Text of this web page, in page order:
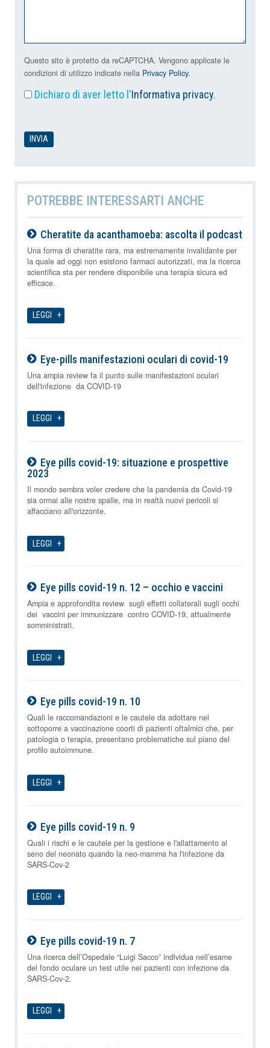
Questo sito è protetto da reCAPTCHA. Vengono applicate le
condizioni di utilizzo indicate nella Privacy Policy.
Dichiaro di aver letto l'Informativa privacy.
POTREBBE INTERESSARTI ANCHE
Cheratite da acanthamoeba: ascolta il podcast
08-08-2026
Una forma di cheratite rara, ma estremamente invalidante per
la quale ad oggi non esistono farmaci autorizzati, ma la ricerca
scientifica sta per rendere disponibile una terapia sicura ed
efficace.
LEGGI
Eye-pills manifestazioni oculari di covid-19
08-08-2026
Una ampia review fa il punto sulle manifestazioni oculari
dell'infezione da COVID-19
LEGGI
Eye pills covid-19: situazione e prospettive
2023
08-08-2026
Il mondo sembra voler credere che la pandemia da Covid-19
sia ormai alle nostre spalle, ma in realtà nuovi pericoli si
affacciano all'orizzonte.
LEGGI
Eye pills covid-19 n. 12 – occhio e vaccini
08-08-2026
Ampia e approfondita review sugli effetti collaterali sugli occhi
dei vaccini per immunizzare contro COVID-19, attualmente
somministrati.
LEGGI
Eye pills covid-19 n. 10
08-08-2026
Quali le raccomandazioni e le cautele da adottare nel
sottoporre a vaccinazione coorti di pazienti oftalmici che, per
patologia o terapia, presentano problematiche sul piano del
profilo autoimmune.
LEGGI
Eye pills covid-19 n. 9
08-08-2026
Quali i rischi e le cautele per la gestione e l'allattamento al
seno del neonato quando la neo-mamma ha l'infezione da
SARS-Cov-2
LEGGI
Eye pills covid-19 n. 7
08-08-2026
Una ricerca dell’Ospedale “Luigi Sacco” individua nell’esame
del fondo oculare un test utile nei pazienti con infezione da
SARS-Cov-2.
LEGGI